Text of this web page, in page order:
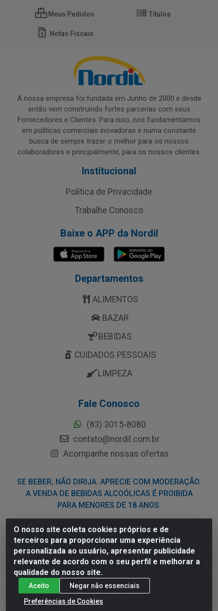
O nosso site coleta cookies próprios e de
terceiros para proporcionar uma experiência
personalizada ao usuário, apresentar publicidade
relevante de acordo com o seu perfil e melhorar a
qualidade do nosso site.
Aceito
Negar não essenciais
Preferências de Cookies
Meus Pedidos Títulos
Notas Fiscais
A nossa empresa foi fundada em Junho de 2000 e desde
então vem construindo fortes parcerias com seus
Fornecedores e Clientes. Para isso, nos fundamentamos
em políticas comerciais inovadoras e numa constante
busca de sempre trazer o melhor para os nossos
colaboradores e principalmente, para os nossos clientes.
Institucional
Política de Privacidade
Trabalhe Conosco
Baixe o APP da Nordil
Departamentos
ALIMENTOS
BAZAR
BEBIDAS
CUIDADOS PESSOAIS
LIMPEZA
Fale Conosco
(83) 3015-8080
contato@nordil.com.br
Acompanhe nossas ofertas
SE BEBER, NÃO DIRIJA. APRECIE COM MODERAÇÃO.
A VENDA DE BEBIDAS ALCOÓLICAS É PROIBIDA
PARA MENORES DE 18 ANOS.
Nordil Distribuidora - Avenida Liberdade, 2738, Bloco F -
Sesi - Bayeux/PB - CEP 58.111-400 - CNPJ
03.775.813/0001-41